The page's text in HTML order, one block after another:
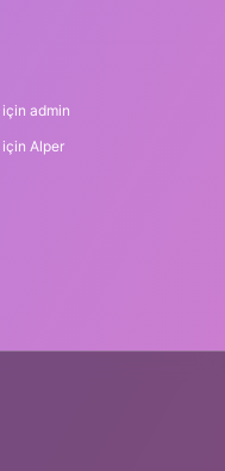
için admin
için Alper